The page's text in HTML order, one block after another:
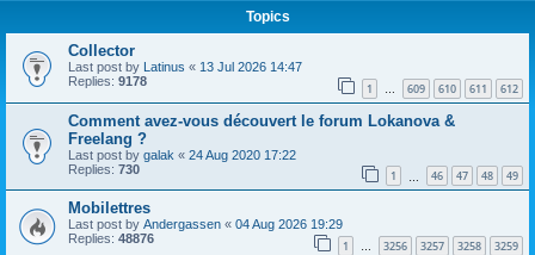
Topics
Collector
Last post by Latinus « 13 Jul 2026 14:47
Replies: 9178 1 … 609 610 611 612
Comment avez-vous découvert le forum Lokanova &
Freelang ?
Last post by galak « 24 Aug 2020 17:22
Replies: 730 1 46 47 48 49
Mobilettres
Last post by Andergassen « 04 Aug 2026 19:29
Replies: 48876 1 … 3256 3257 3258 3259